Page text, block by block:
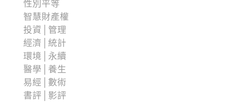
性別平等
智慧財產權
投資│管理
經濟│統計
環境│永續
醫學│養生
易經│數術
書評│影評